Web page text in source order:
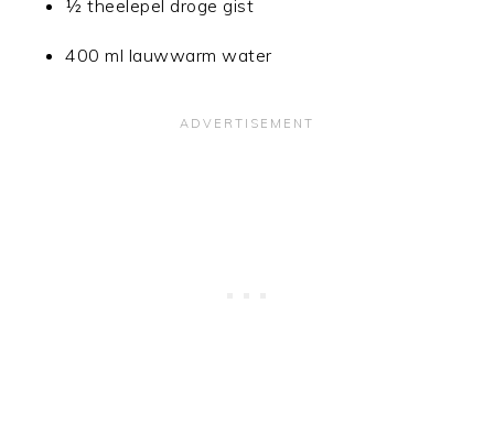
½ theelepel droge gist
400 ml lauwwarm water